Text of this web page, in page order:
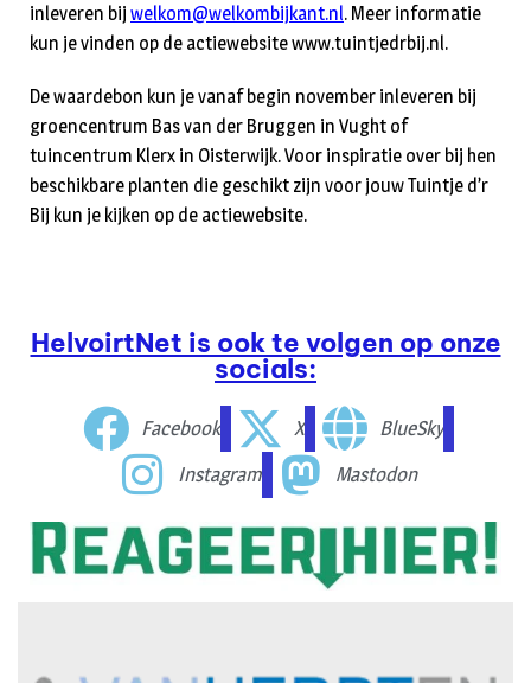
inleveren bij welkom@welkombijkant.nl. Meer informatie
kun je vinden op de actiewebsite www.tuintjedrbij.nl.
De waardebon kun je vanaf begin november inleveren bij
groencentrum Bas van der Bruggen in Vught of
tuincentrum Klerx in Oisterwijk. Voor inspiratie over bij hen
beschikbare planten die geschikt zijn voor jouw Tuintje d’r
Bij kun je kijken op de actiewebsite.
HelvoirtNet is ook te volgen op onze
socials:
Facebook X
BlueSky
Instagram
Mastodon